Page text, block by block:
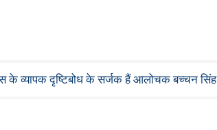
के व्यापक दृष्टिबोध के सर्जक हैं आलोचक बच्चन सिंह